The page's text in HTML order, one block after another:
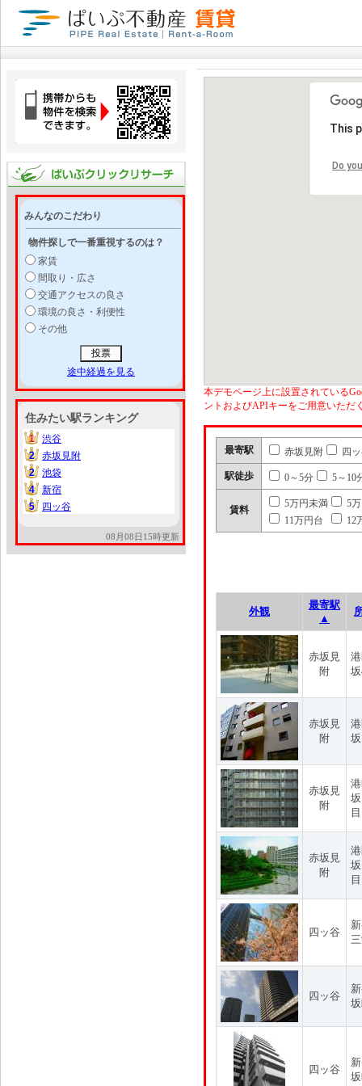
みんなのこだわり
物件探しで一番重視するのは？
家賃
間取り・広さ
交通アクセスの良さ
環境の良さ・利便性
その他
途中経過を見る
住みたい駅ランキング
1
1
渋谷
2
2
赤坂見附
2
2
池袋
4
4
新宿
5
5 四ッ谷
08月08日15時更新
This
Do
本デモページ上に設置されている
ントおよびAPIキーをご用意いただ
最寄駅 赤坂見附 四
駅徒歩 0～5分 5～10
賃料
5万円未満
5
11万円台
12
外観
最寄駅
▲
赤坂見
附
赤坂見
附
赤坂見
附
目
赤坂見
附
目
四ッ谷
四ッ谷
四ッ谷